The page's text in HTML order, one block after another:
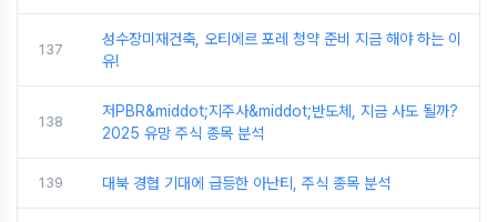
137
성수장미재건축, 오티에르 포레 청약 준비 지금 해야 하는 이
유!
138
저PBR&middot;지주사&middot;반도체, 지금 사도 될까?
2025 유망 주식 종목 분석
139 대북 경협 기대에 급등한 아난티, 주식 종목 분석